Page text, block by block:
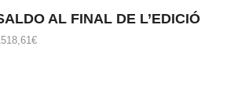
AL FINAL DE L’EDICIÓ